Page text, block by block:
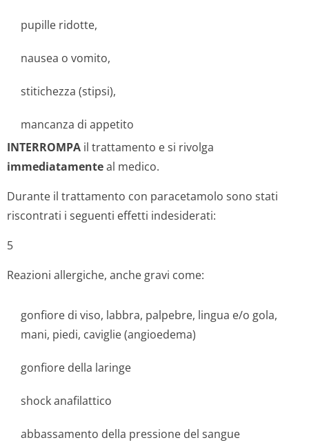
pupille ridotte,
nausea o vomito,
stitichezza (stipsi),
mancanza di appetito
INTERROMPA il trattamento e si rivolga
immediatamenteal medico.
Durante il trattamento con paracetamolo sono stati
riscontrati i seguenti effetti indesiderati:
5
Reazioni allergiche, anche gravi come:
gonfiore di viso, labbra, palpebre, lingua e/o gola,
mani, piedi, caviglie (angioedema)
gonfiore della laringe
shock anafilattico
abbassamento della pressione del sangue